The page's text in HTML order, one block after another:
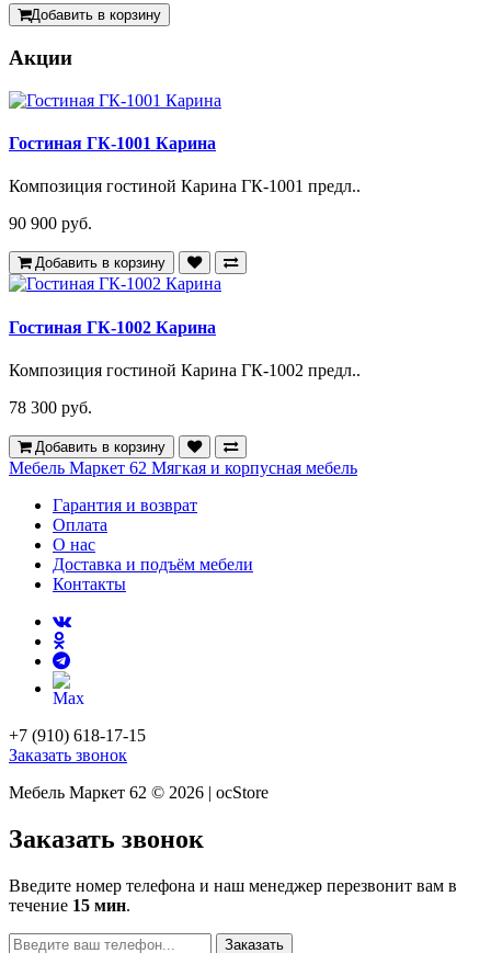
Добавить в корзину
Акции
Гостиная ГК-1001 Карина
Композиция гостиной Карина ГК-1001 предл..
90 900 руб.
Добавить в корзину
Гостиная ГК-1002 Карина
Композиция гостиной Карина ГК-1002 предл..
78 300 руб.
Добавить в корзину
Мебель Маркет 62 Мягкая и корпусная мебель
Гарантия и возврат
Оплата
О нас
Доставка и подъём мебели
Контакты
+7 (910) 618-17-15
Заказать звонок
Мебель Маркет 62 © 2026 | ocStore
Заказать звонок
Введите номер телефона и наш менеджер перезвонит вам в
течение 15 мин.
Заказать